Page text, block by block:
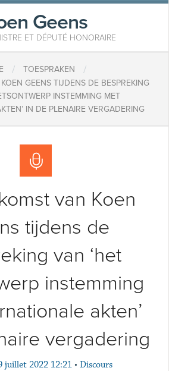
Geens
ET DÉPUTÉ HONORAIRE
/ TOESPRAKEN /
GEENS TIJDENS DE BESPREKING
INSTEMMING MET
IN DE PLENAIRE VERGADERING
van Koen
tijdens de
van ‘het
instemming
akten’
vergadering
juillet 2022 12:21 • Discours